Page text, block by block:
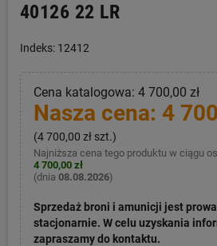
40126 22 LR
Indeks: 12412
Cena katalogowa: 4 700,00 zł
Nasza cena: 4
(4 700,00 zł szt.)
Najniższa cena tego produktu w ciągu
4 700,00 zł
(dnia 08.08.2026)
Sprzedaż broni i amunicji jest
stacjonarnie. W celu uzyskania
zapraszamy do kontaktu.